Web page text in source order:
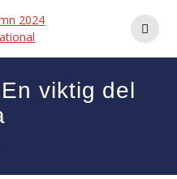
viktig del